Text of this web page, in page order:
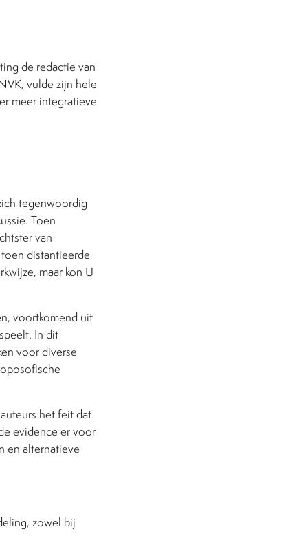
de redactie van
vulde zijn hele
meer integratieve
tegenwoordig
Toen
van
distantieerde
maar kon U
voortkomend uit
In dit
voor diverse
het feit dat
evidence er voor
en alternatieve
zowel bij